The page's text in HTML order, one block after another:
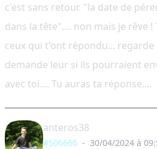
c'est sans retour. "la date de
dans la tête".... non mais je rêve
ceux qui t'ont répondu... regarde
demande leur si ils pourraient
avec toi.... Tu auras ta réponse....
anteros38
#506666 - 30/04/2024 à